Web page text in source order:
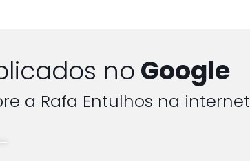
noGoogle
a Rafa Entulhos na internet